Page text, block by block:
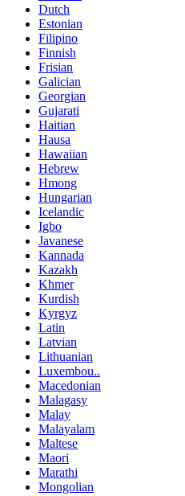
Dutch
Estonian
Filipino
Finnish
Frisian
Galician
Georgian
Gujarati
Haitian
Hausa
Hawaiian
Hebrew
Hmong
Hungarian
Icelandic
Igbo
Javanese
Kannada
Kazakh
Khmer
Kurdish
Kyrgyz
Latin
Latvian
Lithuanian
Luxembou..
Macedonian
Malagasy
Malay
Malayalam
Maltese
Maori
Marathi
Mongolian